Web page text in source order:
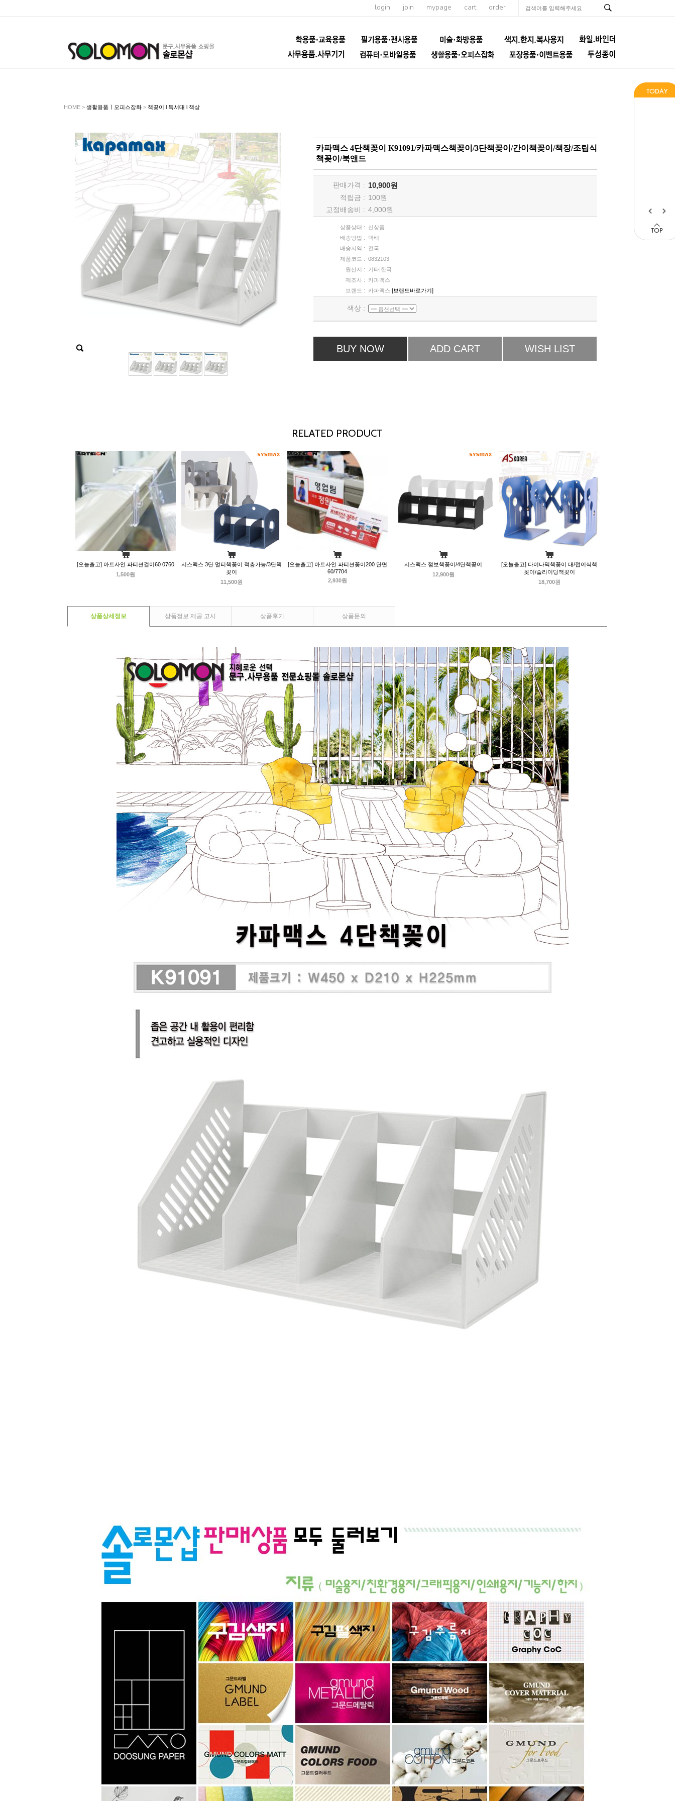
login join mypage cart order
HOME > 생활용품ㅣ오피스잡화 > 책꽂이 l 독서대 l 책상
카파맥스 4단책꽂이 K91091/카파맥스책꽂이/3단책꽂이/간이책꽂이/책장/조립식
책꽂이/북앤드
판매가격 : 10,900원
적립금 : 100원
고정배송비 : 4,000원
상품상태 :
신상품
배송방법 :
택배
배송지역 :
전국
제품코드 : 0832103
원산지 :
기타|한국
제조사 :
카파맥스
브랜드 :
카파맥스 [브랜드바로가기]
색상 :
BUY NOW ADD CART WISH LIST
RELATED PRODUCT
[오늘출고] 아트사인 파티션걸이60 0760
1,500원
시스맥스 3단 멀티책꽂이 적층가능/3단책
꽂이
11,500원
[오늘출고] 아트사인 파티션꽂이200 단면
60/7704
2,930원
시스맥스 점보책꽂이/4단책꽂이
12,900원
[오늘출고] 다이나믹책꽂이 대/접이식책
꽂이/슬라이딩책꽂이
18,700원
상품상세정보 상품정보 제공 고시 상품후기 상품문의